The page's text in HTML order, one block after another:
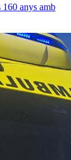
160 anys amb